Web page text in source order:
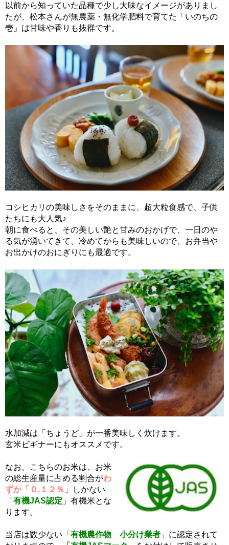
以前から知っていた品種で少し大味なイメージがありまし
たが、松本さんが無農薬・無化学肥料で育てた「いのちの
壱」は甘味や香りも抜群です。
コシヒカリの美味しさをそのままに、超大粒食感で、子供
たちにも大人気♪
朝に食べると、その美しい艶と甘みのおかげで、一日のや
る気が湧いてきて、冷めてからも美味しいので、お弁当や
お出かけのおにぎりにも最適です。
水加減は「ちょうど」が一番美味しく炊けます。
玄米ビギナーにもオススメです。
なお、こちらのお米は、お米
の総生産量に占める割合がわ
ずか「０.１２％」
しかない
「 有機JAS認定 」有機米とな
ります。
当店は数少ない「 有機農作物 小分け業者 」に認定されて